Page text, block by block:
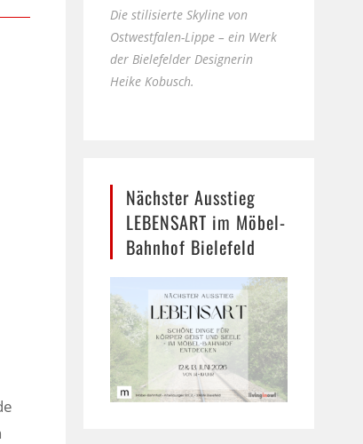
Die stilisierte Skyline von
Ostwestfalen-Lippe – ein Werk
der Bielefelder Designerin
Heike Kobusch.
Nächster Ausstieg
LEBENSART im Möbel-
Bahnhof Bielefeld